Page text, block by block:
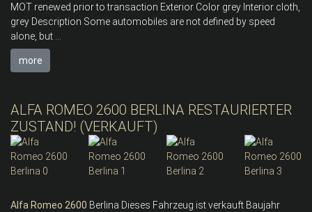
MOT renewed prior to transaction Exterior Color grey Interior cloth,
grey Description Some automobiles are not defined by speed
alone, but ...
more
ALFA ROMEO 2600 BERLINA RESTAURIERTER
ZUSTAND! (VERKAUFT)
Alfa Romeo 2600 Berlina Dieses Fahrzeug ist verkauft Baujahr